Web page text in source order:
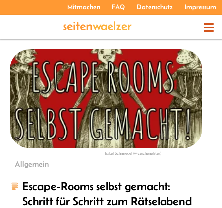
Mitmachen FAQ Datenschutz Impressum
THEMEN
PODCASTS
ÜBER UNS
Isabel Schmiedel (@zeichenelster)
Allgemein
Escape-Rooms selbst gemacht:
Schritt für Schritt zum Rätselabend